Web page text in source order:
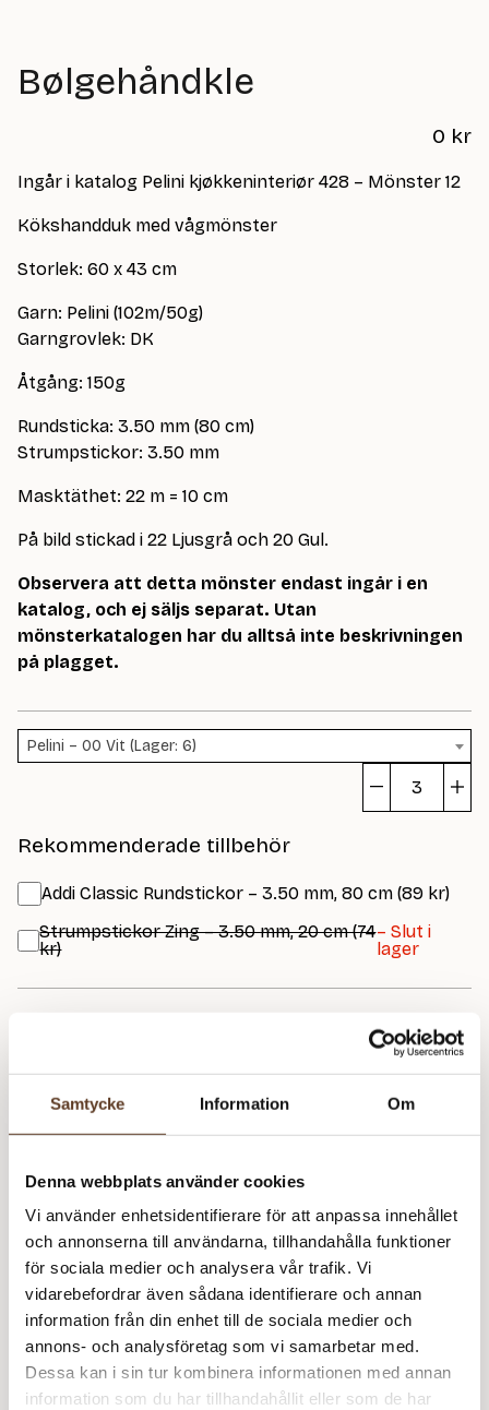
Samtycke Information Om
Denna webbplats använder cookies
Vi använder enhetsidentifierare för att anpassa innehållet
och annonserna till användarna, tillhandahålla funktioner
för sociala medier och analysera vår trafik. Vi
vidarebefordrar även sådana identifierare och annan
information från din enhet till de sociala medier och
annons- och analysföretag som vi samarbetar med.
Dessa kan i sin tur kombinera informationen med annan
information som du har tillhandahållit eller som de har
Bølgehåndkle
0 kr
Ingår i katalog Pelini kjøkkeninteriør 428 – Mönster 12
Kökshandduk med vågmönster
Storlek: 60 x 43 cm
Garn: Pelini (102m/50g)
Garngrovlek: DK
Åtgång: 150g
Rundsticka: 3.50 mm (80 cm)
Strumpstickor: 3.50 mm
Masktäthet: 22 m = 10 cm
På bild stickad i 22 Ljusgrå och 20 Gul.
Observera att detta mönster endast ingår i en
katalog, och ej säljs separat. Utan
mönsterkatalogen har du alltså inte beskrivningen
på plagget.
Pelini – 00 Vit (Lager: 6)
Rekommenderade tillbehör
Addi Classic Rundstickor – 3.50 mm, 80 cm (89 kr)
Strumpstickor Zing – 3.50 mm, 20 cm (74
kr)
– Slut i
lager
Namn Pris/st Antal
Total
Katalog: Pelini
Kjøkkeninteriør 428
69 kr 69 kr
267 kr
336 kr
I lager Art.nr: RG-100-042812
Lägg i varukorg
Behöver du fler? Bli meddelad när fler är tillbaka i